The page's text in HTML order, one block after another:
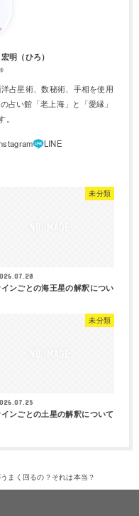
明（ひろ）
占星術、数秘術、手相を使用
占い館「老上海」と「愛縁」
未分類
ンごとの海王星の解釈につい
未分類
ンごとの土星の解釈について
まく回るの？それは本当？